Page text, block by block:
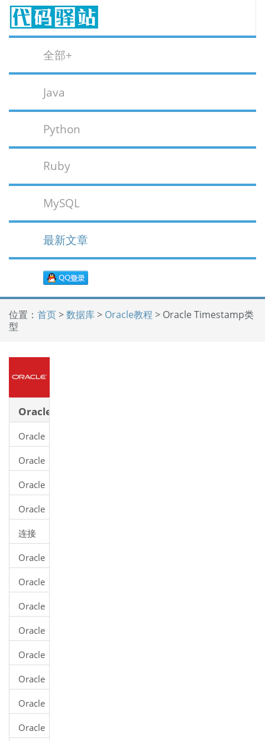
全部+
Java
Python
Ruby
MySQL
最新文章
位置： 首页>数据库> Oracle教程 > Oracle Timestamp类
型
Oracle
教程
Oracle
Oracle
库是
什么
Oracle
安装
Oracle
库和
实例
连接
Oracle
数据
库
Oracle
表
Oracle
有表
创建
表
Oracle
表结
构
Oracle
表
Oracle
列
Oracle
列定
义
Oracle
表
Oracle